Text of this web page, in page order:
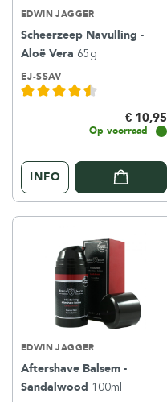
EDWIN JAGGER
Scheerzeep Navulling -
Aloë Vera 65g
EJ-SSAV
€ 10,95
Op voorraad
INFO
EDWIN JAGGER
Aftershave Balsem -
Sandalwood 100ml